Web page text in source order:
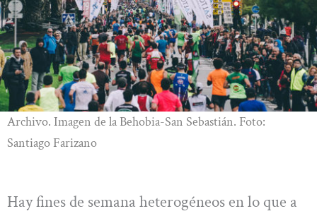
Archivo. Imagen de la Behobia-San Sebastián. Foto:
Santiago Farizano
Hay fines de semana heterogéneos en lo que a